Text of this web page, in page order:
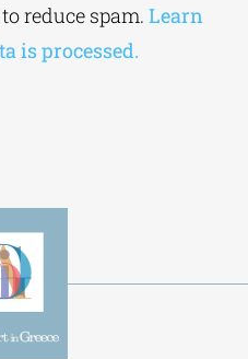
reduce spam. Learn
is processed.